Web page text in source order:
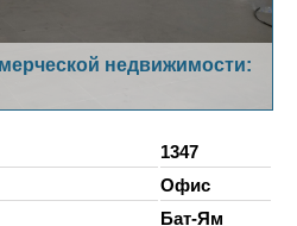
недвижимости:
1347
Офис
Бат-Ям